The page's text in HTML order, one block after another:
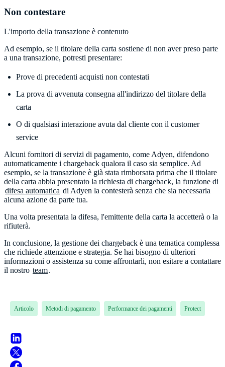
Non contestare
L'importo della transazione è contenuto
Ad esempio, se il titolare della carta sostiene di non aver preso parte
a una transazione, potresti presentare:
Prove di precedenti acquisti non contestati
La prova di avvenuta consegna all'indirizzo del titolare della
carta
O di qualsiasi interazione avuta dal cliente con il customer
service
Alcuni fornitori di servizi di pagamento, come Adyen, difendono
automaticamente i chargeback qualora il caso sia semplice. Ad
esempio, se la transazione è già stata rimborsata prima che il titolare
della carta abbia presentato la richiesta di chargeback, la funzione di
difesa automatica di Adyen la contesterà senza che sia necessaria
alcuna azione da parte tua.
Una volta presentata la difesa, l'emittente della carta la accetterà o la
rifiuterà.
In conclusione, la gestione dei chargeback è una tematica complessa
che richiede attenzione e strategia. Se hai bisogno di ulteriori
informazioni o assistenza su come affrontarli, non esitare a contattare
il nostro team.
Articolo Metodi di pagamento Performance dei pagamenti Protect